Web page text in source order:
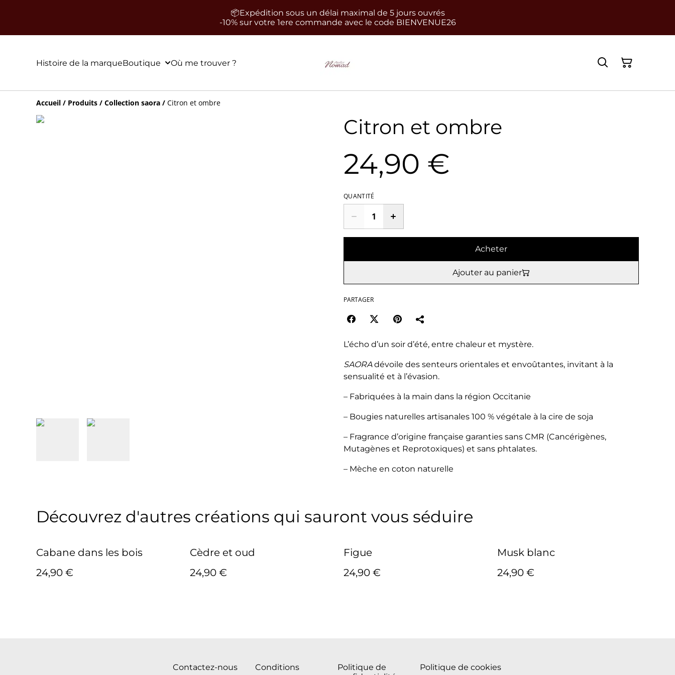
📦Expédition sous un délai maximal de 5 jours ouvrés
-10% sur votre 1ere commande avec le code BIENVENUE26
Histoire de la marqueBoutique Où me trouver ?
Accueil / Produits / Collection saora / Citron et ombre
Citron et ombre
24,90 €
QUANTITÉ
Acheter
Ajouter au panier
PARTAGER
L’écho d’un soir d’été, entre chaleur et mystère.
SAORAdévoile des senteurs orientales et envoûtantes, invitant à la
sensualité et à l’évasion.
– Fabriquées à la main dans la région Occitanie
– Bougies naturelles artisanales 100 % végétale à la cire de soja
– Fragrance d’origine française garanties sans CMR (Cancérigènes,
Mutagènes et Reprotoxiques) et sans phtalates.
– Mèche en coton naturelle
Découvrez d'autres créations qui sauront vous séduire
Cabane dans les bois
24,90 €
Cèdre et oud
24,90 €
Figue
24,90 €
Musk blanc
24,90 €
Contactez-nous Conditions
Politique de
Politique de cookies